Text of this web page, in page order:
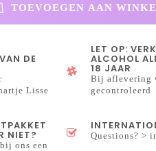
TOEVOEGEN AAN
DE
Lisse
LET OP:
ALCOHOL
18 JAAR
Bij aflevering
gecontroleerd
NIET?
ons een
Questions? >